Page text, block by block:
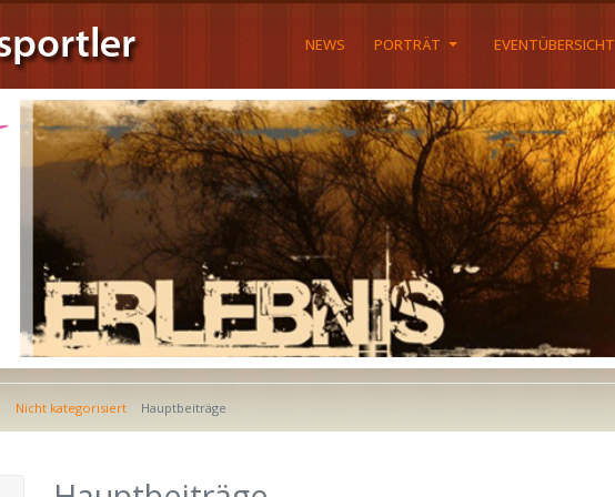
NEWS PORTRÄT EVENTÜBERSICHT
Nicht kategorisiert Hauptbeiträge